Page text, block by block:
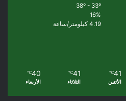
38º - 33º
16%
4.19 كيلومتر/ساعة
41
℃
الأثنين
41
℃
الثلاثاء
40
℃
الأربعاء